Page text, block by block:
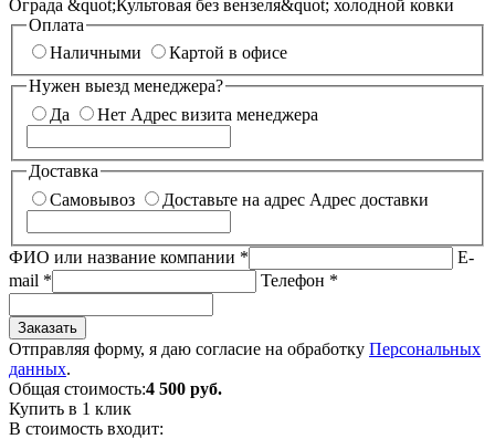
Ограда &quot;Культовая без вензеля&quot; холодной ковки
Оплата
Наличными
Картой в офисе
Нужен выезд менеджера?
Да
Нет Адрес визита менеджера
Доставка
Самовывоз
Доставьте на адрес Адрес доставки
ФИО или название компании *
E-
mail * Телефон *
Заказать
Отправляя форму, я даю согласие на обработку Персональных
данных.
Общая стоимость:4 500 руб.
Купить в 1 клик
В стоимость входит: